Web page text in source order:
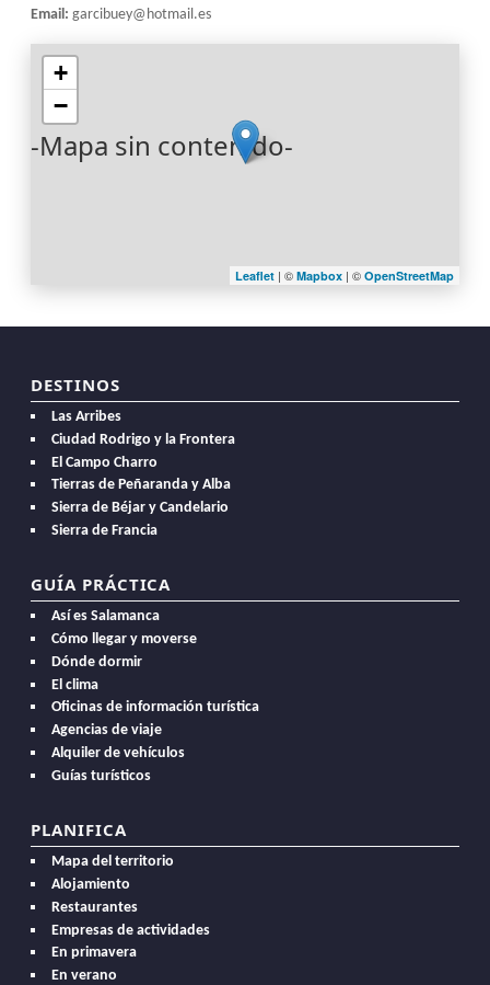
Email:garcibuey@hotmail.es
-Mapa sin contenido-
+
−
Leaflet| © Mapbox | © OpenStreetMap
DESTINOS
Las Arribes
Ciudad Rodrigo y la Frontera
El Campo Charro
Tierras de Peñaranda y Alba
Sierra de Béjar y Candelario
Sierra de Francia
GUÍA PRÁCTICA
Así es Salamanca
Cómo llegar y moverse
Dónde dormir
El clima
Oficinas de información turística
Agencias de viaje
Alquiler de vehículos
Guías turísticos
PLANIFICA
Mapa del territorio
Alojamiento
Restaurantes
Empresas de actividades
En primavera
En verano